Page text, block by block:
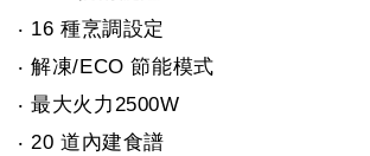
‧ 16 種烹調設定
‧ 解凍/ECO 節能模式
‧ 最大火力2500W
‧ 20 道內建食譜